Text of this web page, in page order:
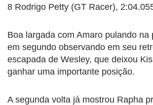
8 Rodrigo Petty (GT Racer),
Boa largada com Amaro pulando na
em segundo observando em seu
escapada de Wesley, que deixou
ganhar uma importante posição.
A segunda volta já mostrou Rapha